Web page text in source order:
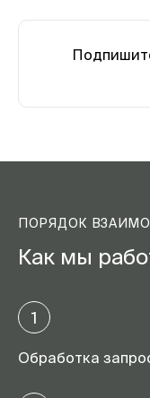
ПОРЯДОК
Как мы
1
Обработка